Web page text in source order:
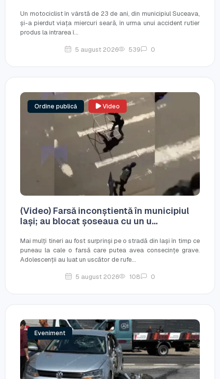
Un motociclist în vârstă de 23 de ani, din municipiul Suceava,
și-a pierdut viața miercuri seară, în urma unui accident rutier
produs la intrarea î...
5 august 2026 539 0
Ordine publică Video
(Video) Farsă inconștientă în municipiul
Iași; au blocat șoseaua cu un u...
Mai mulți tineri au fost surprinși pe o stradă din Iași în timp ce
puneau la cale o farsă care putea avea consecințe grave.
Adolescenții au luat un uscător de rufe...
5 august 2026 108 0
Eveniment